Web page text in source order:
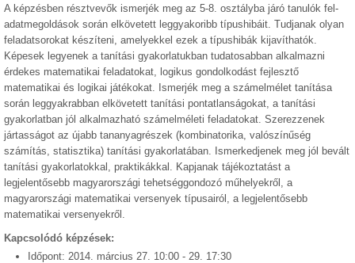
A képzésben résztvevők ismerjék meg az 5-8. osztályba járó tanulók fel-
adatmegoldások során elkövetett leggyakoribb típushibáit. Tudjanak olyan
feladatsorokat készíteni, amelyekkel ezek a típushibák kijavíthatók.
Képesek legyenek a tanítási gyakorlatukban tudatosabban alkalmazni
érdekes matematikai feladatokat, logikus gondolkodást fejlesztő
matematikai és logikai játékokat. Ismerjék meg a számelmélet tanítása
során leggyakrabban elkövetett tanítási pontatlanságokat, a tanítási
gyakorlatban jól alkalmazható számelméleti feladatokat. Szerezzenek
jártasságot az újabb tananyagrészek (kombinatorika, valószínűség
számítás, statisztika) tanítási gyakorlatában. Ismerkedjenek meg jól bevált
tanítási gyakorlatokkal, praktikákkal. Kapjanak tájékoztatást a
legjelentősebb magyarországi tehetséggondozó műhelyekről, a
magyarországi matematikai versenyek típusairól, a legjelentősebb
matematikai versenyekről.
Kapcsolódó képzések:
Időpont: 2014. március 27. 10:00 - 29. 17:30